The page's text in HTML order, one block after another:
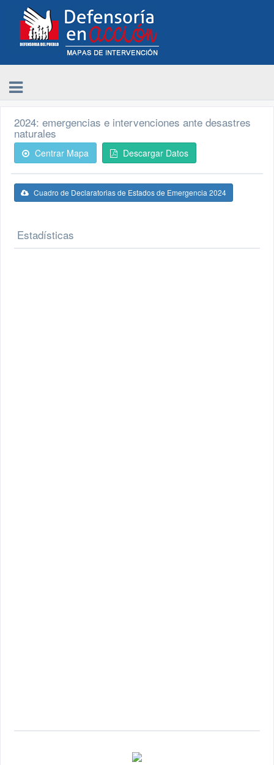
2024: emergencias e intervenciones ante desastres
naturales
Centrar Mapa Descargar Datos
Cuadro de Declaratorias de Estados de Emergencia 2024
Estadísticas